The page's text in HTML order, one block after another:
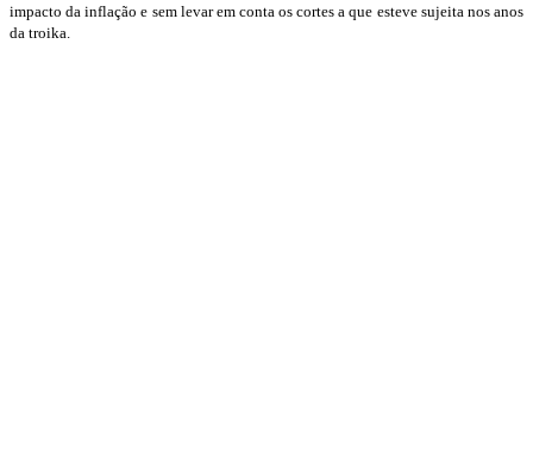
impacto da inflação e sem levar em conta os cortes a que esteve sujeita nos anos
da troika.